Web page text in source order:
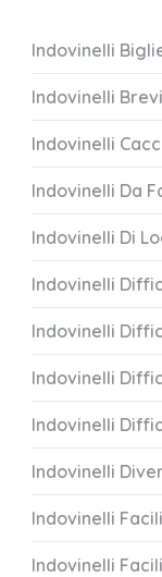
Indovinelli
Indovinelli
Indovinelli
Indovinelli Da
Indovinelli Di
Indovinelli
Indovinelli
Indovinelli
Indovinelli
Indovinelli
Indovinelli
Indovinelli